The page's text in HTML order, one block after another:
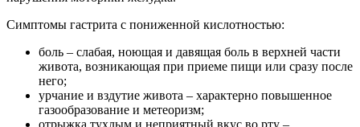
Симптомы гастрита с пониженной кислотностью:
боль – слабая, ноющая и давящая боль в верхней части
живота, возникающая при приеме пищи или сразу после
него;
урчание и вздутие живота – характерно повышенное
газообразование и метеоризм;